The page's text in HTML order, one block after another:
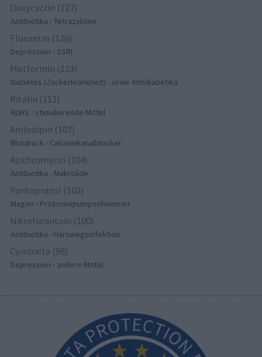
Doxycyclin (127)
Antibiotika - Tetrazykline
Fluoxetin (126)
Depression - SSRI
Metformin (123)
Diabetes (Zuckerkrankheit) - orale Antidiabetika
Ritalin (113)
ADHS - stimulierende Mittel
Amlodipin (107)
Blutdruck - Calciumkanalblocker
Azithromycin (104)
Antibiotika - Makrolide
Pantoprazol (103)
Magen - Protonenpumpenhemmer
Nitrofurantoin (100)
Antibiotika - Harnwegsinfektion
Cymbalta (98)
Depression - andere Mittel